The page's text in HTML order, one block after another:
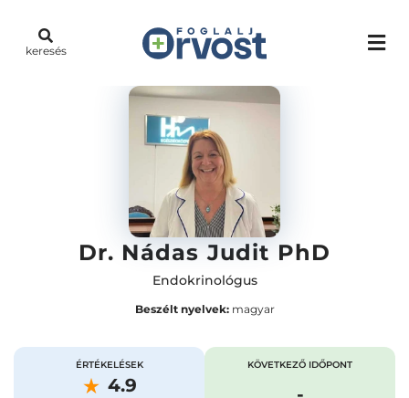
keresés
Dr. Nádas Judit PhD
Endokrinológus
Beszélt nyelvek:magyar
ÉRTÉKELÉSEK
4.9
KÖVETKEZŐ IDŐPONT